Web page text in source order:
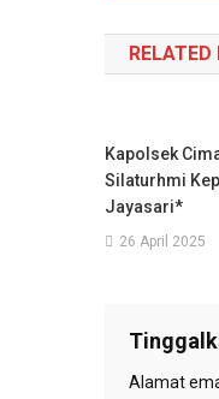
pos
Kapolsek
Silaturhmi
Jayasari*
26 April 2025
Alamat